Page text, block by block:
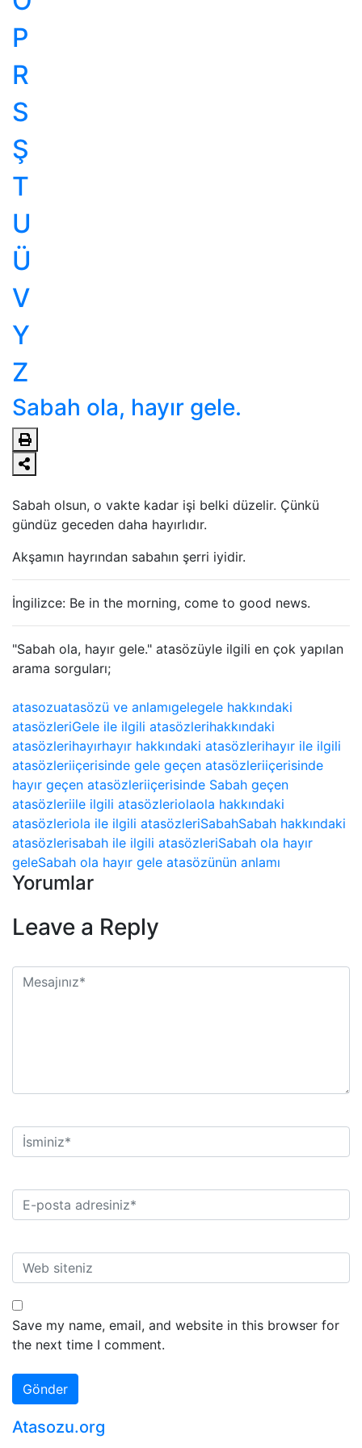
P
R
S
Ş
T
U
Ü
V
Y
Z
Sabah ola, hayır gele.
Sabah olsun, o vakte kadar işi belki düzelir. Çünkü
gündüz geceden daha hayırlıdır.
Akşamın hayrından sabahın şerri iyidir.
İngilizce: Be in the morning, come to good news.
"Sabah ola, hayır gele." atasözüyle ilgili en çok yapılan
arama sorguları;
atasozuatasözü ve anlamıgelegele hakkındaki
atasözleriGele ile ilgili atasözlerihakkındaki
atasözlerihayırhayır hakkındaki atasözlerihayır ile ilgili
atasözleriiçerisinde gele geçen atasözleriiçerisinde
hayır geçen atasözleriiçerisinde Sabah geçen
atasözleriile ilgili atasözleriolaola hakkındaki
atasözleriola ile ilgili atasözleriSabahSabah hakkındaki
atasözlerisabah ile ilgili atasözleriSabah ola hayır
geleSabah ola hayır gele atasözünün anlamı
Yorumlar
Leave a Reply
Save my name, email, and website in this browser for
the next time I comment.
Atasozu.org